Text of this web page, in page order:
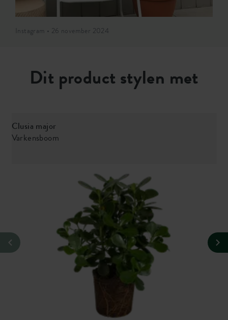
Instagram • 26 november 2024
Dit product stylen met
Clusia major
Varkensboom